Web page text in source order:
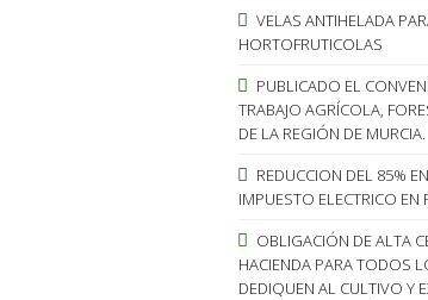
VELAS ANTIHELADA
HORTOFRUTICOLAS
PUBLICADO EL
TRABAJO AGRÍCOLA,
DE LA REGIÓN DE MURCIA.
REDUCCION DEL 85%
IMPUESTO ELECTRICO EN
OBLIGACIÓN DE ALTA
HACIENDA PARA TODOS
DEDIQUEN AL CULTIVO Y